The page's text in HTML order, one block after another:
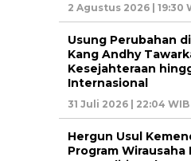
2 Agustus 2026 | 19:30
Usung Perubahan
Kang Andhy
Kesejahteraan
Internasional
31 Juli 2026 | 22:04 WIB
Hergun Usul
Program